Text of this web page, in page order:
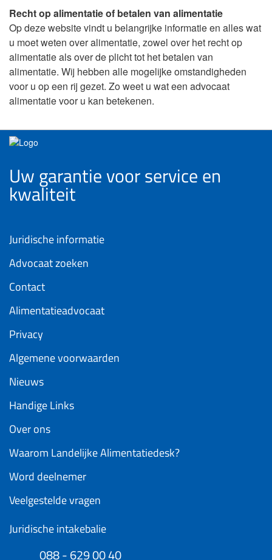
Recht op alimentatie of betalen van alimentatie
Op deze website vindt u belangrijke informatie en alles wat
u moet weten over alimentatie, zowel over het recht op
alimentatie als over de plicht tot het betalen van
alimentatie. Wij hebben alle mogelijke omstandigheden
voor u op een rij gezet. Zo weet u wat een advocaat
alimentatie voor u kan betekenen.
Uw garantie voor service en
kwaliteit
Juridische informatie
Advocaat zoeken
Contact
Alimentatieadvocaat
Privacy
Algemene voorwaarden
Nieuws
Handige Links
Over ons
Waarom Landelijke Alimentatiedesk?
Word deelnemer
Veelgestelde vragen
Juridische intakebalie
088 - 629 00 40